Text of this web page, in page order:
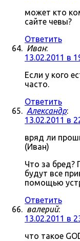
может кто
сайте чевы?
Ответить
Иван:
13.02.2011 в
Если у кого
часто.
Ответить
Александр:
13.02.2011 в
вряд ли
(Иван)
Что за
будут все
помощью
Ответить
валерий:
13.02.2011 в
что такое